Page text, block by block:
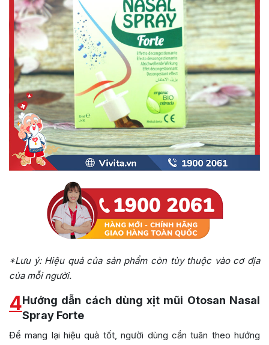
*Lưu ý: Hiệu quả của sản phẩm còn tùy thuộc vào cơ địa
của mỗi người.
4Hướng dẫn cách dùng xịt mũi Otosan Nasal
Spray Forte
Để mang lại hiệu quả tốt, người dùng cần tuân theo hướng